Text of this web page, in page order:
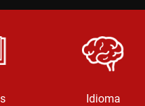
Idioma